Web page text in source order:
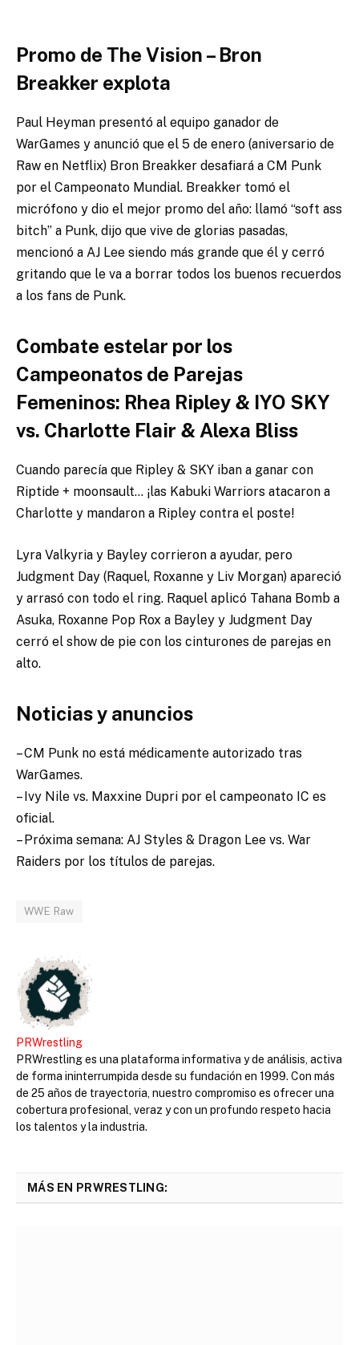
Promo de The Vision – Bron
Breakker explota
Paul Heyman presentó al equipo ganador de
WarGames y anunció que el 5 de enero (aniversario de
Raw en Netflix) Bron Breakker desafiará a CM Punk
por el Campeonato Mundial. Breakker tomó el
micrófono y dio el mejor promo del año: llamó “soft ass
bitch” a Punk, dijo que vive de glorias pasadas,
mencionó a AJ Lee siendo más grande que él y cerró
gritando que le va a borrar todos los buenos recuerdos
a los fans de Punk.
Combate estelar por los
Campeonatos de Parejas
Femeninos: Rhea Ripley & IYO SKY
vs. Charlotte Flair & Alexa Bliss
Cuando parecía que Ripley & SKY iban a ganar con
Riptide + moonsault… ¡las Kabuki Warriors atacaron a
Charlotte y mandaron a Ripley contra el poste!
Lyra Valkyria y Bayley corrieron a ayudar, pero
Judgment Day (Raquel, Roxanne y Liv Morgan) apareció
y arrasó con todo el ring. Raquel aplicó Tahana Bomb a
Asuka, Roxanne Pop Rox a Bayley y Judgment Day
cerró el show de pie con los cinturones de parejas en
alto.
Noticias y anuncios
– CM Punk no está médicamente autorizado tras
WarGames.
– Ivy Nile vs. Maxxine Dupri por el campeonato IC es
oficial.
– Próxima semana: AJ Styles & Dragon Lee vs. War
Raiders por los títulos de parejas.
WWE Raw
PRWrestling
PRWrestling es una plataforma informativa y de análisis, activa
de forma ininterrumpida desde su fundación en 1999. Con más
de 25 años de trayectoria, nuestro compromiso es ofrecer una
cobertura profesional, veraz y con un profundo respeto hacia
los talentos y la industria.
MÁS EN PRWRESTLING: